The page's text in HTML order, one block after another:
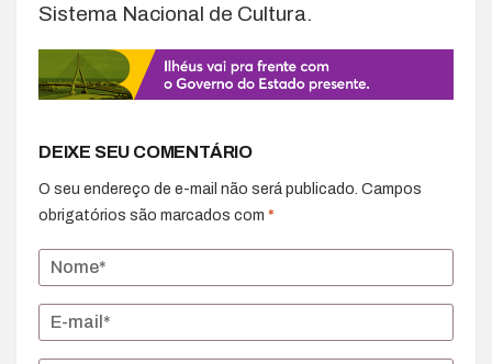
Sistema Nacional de Cultura.
DEIXE SEU COMENTÁRIO
O seu endereço de e-mail não será publicado. Campos
obrigatórios são marcados com *